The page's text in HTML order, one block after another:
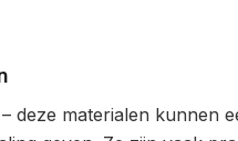
deze materialen kunnen